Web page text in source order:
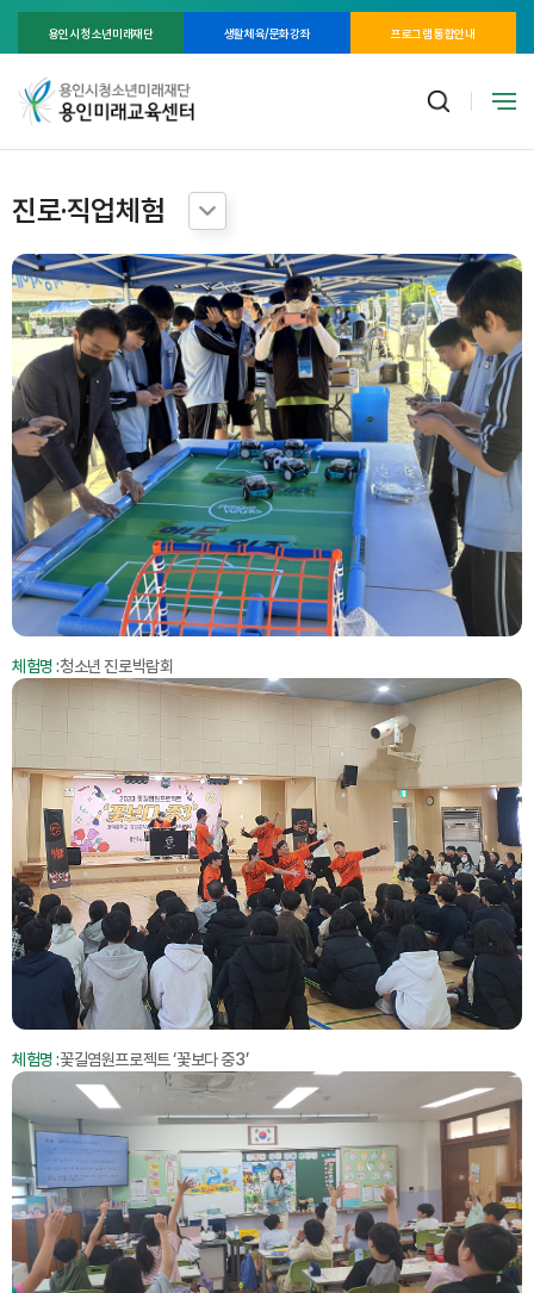
용인시 청소년미래재단 생활체육/문화강좌 프로그램 통합안내
진로·직업체험
체험명 :청소년 진로박람회
체험명 :꽃길염원프로젝트 ‘꽃보다 중3’